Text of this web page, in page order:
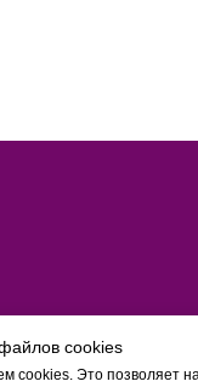
cookies
cookies. Это позволяет